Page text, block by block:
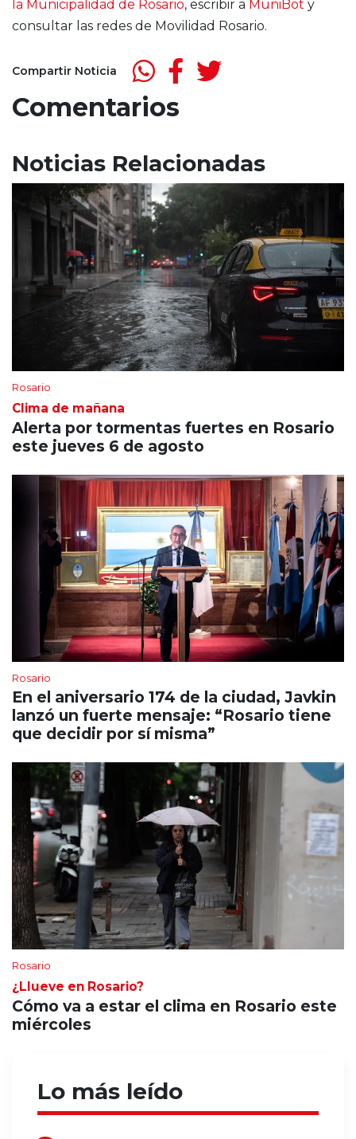
la Municipalidad de Rosario, escribir a MuniBot y
consultar las redes de Movilidad Rosario.
Compartir Noticia
Comentarios
Noticias Relacionadas
Rosario
Clima de mañana
Alerta por tormentas fuertes en Rosario
este jueves 6 de agosto
Rosario
En el aniversario 174 de la ciudad, Javkin
lanzó un fuerte mensaje: “Rosario tiene
que decidir por sí misma”
Rosario
¿Llueve en Rosario?
Cómo va a estar el clima en Rosario este
miércoles
Lo más leído